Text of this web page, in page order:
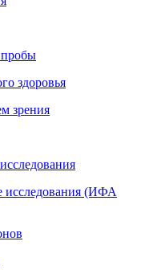
пробы
здоровья
зрения
(ИФА